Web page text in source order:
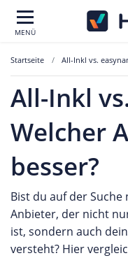
MENÜ
Startseite All-Inkl vs.
All-Inkl
Welcher
besser?
Bist du auf der
Anbieter, der nicht
ist, sondern auch
versteht? Hier